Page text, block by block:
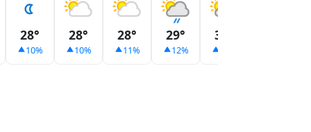
28°
10%
28°
10%
28°
11%
29°
12%
30°